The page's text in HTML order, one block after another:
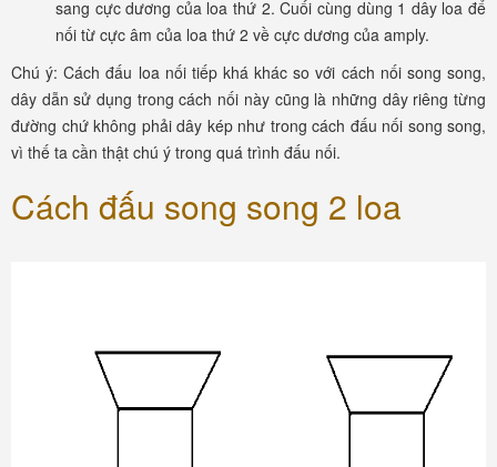
sang cực dương của loa thứ 2. Cuối cùng dùng 1 dây loa để
nối từ cực âm của loa thứ 2 về cực dương của amply.
Chú ý: Cách đấu loa nối tiếp khá khác so với cách nối song song,
dây dẫn sử dụng trong cách nối này cũng là những dây riêng từng
đường chứ không phải dây kép như trong cách đấu nối song song,
vì thế ta cần thật chú ý trong quá trình đấu nối.
Cách đấu song song 2 loa